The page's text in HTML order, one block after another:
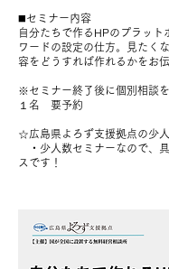
◼️セミナー内容
自分たちで作るHPのプラット
ワードの設定の仕方。見たく
容をどうすれば作れるかをお伝
※セミナー終了後に個別相
１名 要予約
☆広島県よろず支援拠点の少
・少人数セミナーなので、